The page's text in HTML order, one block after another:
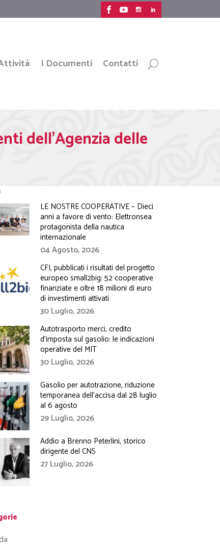
I Documenti Contatti
dell’Agenzia delle
LE NOSTRE COOPERATIVE – Dieci
anni a favore di vento: Elettronsea
protagonista della nautica
internazionale
04 Agosto, 2026
CFI, pubblicati i risultati del progetto
europeo small2big: 52 cooperative
finanziate e oltre 18 milioni di euro
di investimenti attivati
30 Luglio, 2026
Autotrasporto merci, credito
d’imposta sul gasolio: le indicazioni
operative del MIT
30 Luglio, 2026
Gasolio per autotrazione, riduzione
temporanea dell’accisa dal 28 luglio
al 6 agosto
29 Luglio, 2026
Addio a Brenno Peterlini, storico
dirigente del CNS
27 Luglio, 2026